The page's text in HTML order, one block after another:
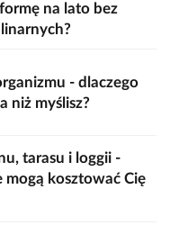
na lato bez
- dlaczego
niż myślisz?
tarasu i loggii -
mogą kosztować Cię